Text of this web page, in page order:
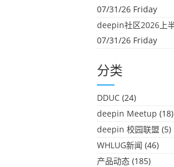
07/31/26 Friday
07/31/26 Friday
分类
DDUC (24)
deepin Meetup (18)
deepin 校园联盟 (5)
WHLUG新闻 (46)
产品动态 (185)